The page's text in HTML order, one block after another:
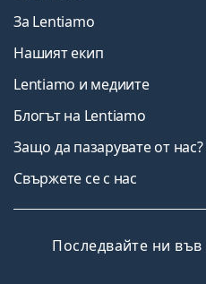
За Lentiamo
Нашият екип
Lentiamo и медиите
Блогът на Lentiamo
Защо да пазарувате от нас?
Свържете се с нас
Последвайте ни във